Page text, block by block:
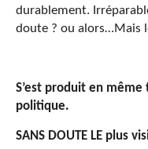
durablement.
doute ? ou alors…Mais
S’est produit en
politique.
SANS DOUTE LE plus